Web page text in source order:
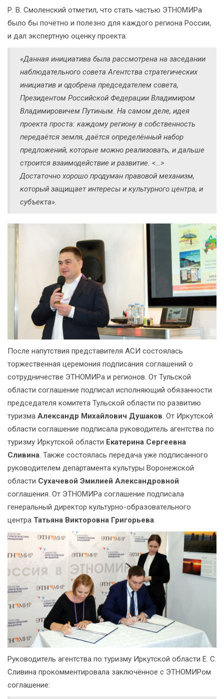
Р. В. Смоленский отметил, что стать частью ЭТНОМИРа
было бы почётно и полезно для каждого региона России,
и дал экспертную оценку проекта:
«Данная инициатива была рассмотрена на заседании
наблюдательного совета Агентства стратегических
инициатив и одобрена председателем совета,
Президентом Российской Федерации Владимиром
Владимировичем Путиным. На самом деле, идея
проекта проста: каждому региону в собственность
передаётся земля, даётся определённый набор
предложений, которые можно реализовать, и дальше
строится взаимодействие и развитие. <…>
Достаточно хорошо продуман правовой механизм,
который защищает интересы и культурного центра, и
субъекта».
После напутствия представителя АСИ состоялась
торжественная церемония подписания соглашений о
сотрудничестве ЭТНОМИРа и регионов. От Тульской
области соглашение подписал исполняющий обязанности
председателя комитета Тульской области по развитию
туризма Александр Михайлович Душаков. От Иркутской
области соглашение подписала руководитель агентства по
туризму Иркутской области Екатерина Сергеевна
Сливина. Также состоялась передача уже подписанного
руководителем департамента культуры Воронежской
области Сухачевой Эмилией Александровной
соглашения. От ЭТНОМИРа соглашение подписала
генеральный директор культурно-образовательного
центра Татьяна Викторовна Григорьева.
Руководитель агентства по туризму Иркутской области Е. С.
Сливина прокомментировала заключённое с ЭТНОМИРом
соглашение: